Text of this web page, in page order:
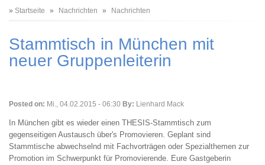
Pfadnavigation
Startseite Nachrichten Nachrichten
Stammtisch in München mit
neuer Gruppenleiterin
Posted on: Mi., 04.02.2015 - 06:30 By: Lienhard Mack
In München gibt es wieder einen THESIS-Stammtisch zum
gegenseitigen Austausch über's Promovieren. Geplant sind
Stammtische abwechselnd mit Fachvorträgen oder Spezialthemen zur
Promotion im Schwerpunkt für Promovierende. Eure Gastgeberin